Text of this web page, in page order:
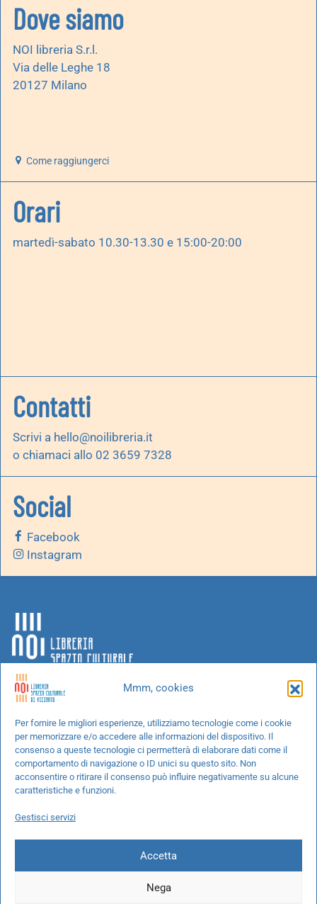
Mmm, cookies
Per fornire le migliori esperienze, utilizziamo tecnologie come i cookie
per memorizzare e/o accedere alle informazioni del dispositivo. Il
consenso a queste tecnologie ci permetterà di elaborare dati come il
comportamento di navigazione o ID unici su questo sito. Non
acconsentire o ritirare il consenso può influire negativamente su alcune
caratteristiche e funzioni.
Gestisci servizi
Accetta
Nega
Dove siamo
NOI libreria S.r.l.
Via delle Leghe 18
20127 Milano
Come raggiungerci
Orari
martedì-sabato 10.30-13.30 e 15:00-20:00
Contatti
Scrivi a hello@noilibreria.it
o chiamaci allo 02 3659 7328
Social
Facebook
Instagram
Chi siamo
Progetti speciali
Richiedi un libro
Spedizioni
Cookie Policy